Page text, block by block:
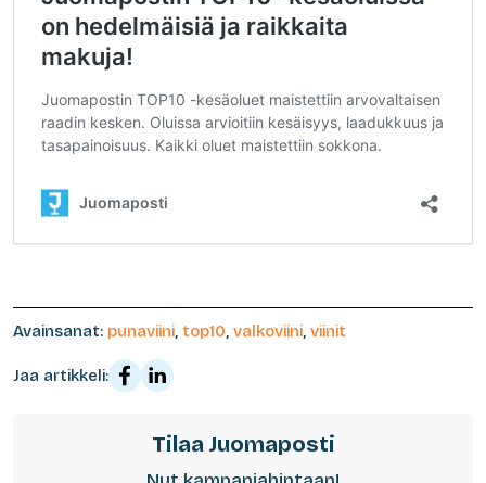
Avainsanat: punaviini, top10, valkoviini, viinit
Jaa artikkeli:
Tilaa Juomaposti